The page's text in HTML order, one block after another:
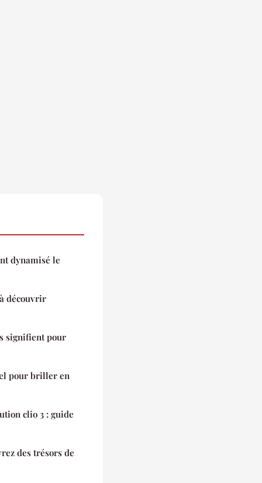
dynamisé le
découvrir
signifient pour
pour briller en
clio 3 : guide
des trésors de